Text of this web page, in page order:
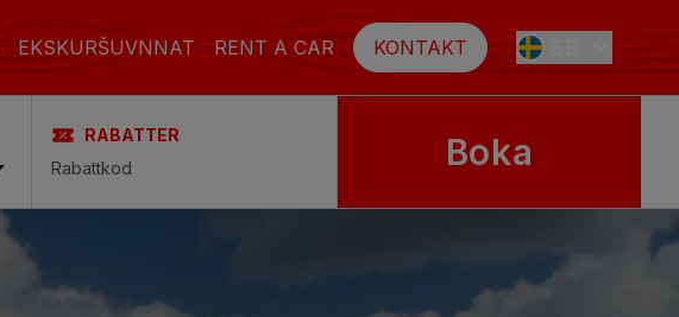
EKSKURŠUVNNAT RENT A CAR KONTAKT
RABATTER Boka